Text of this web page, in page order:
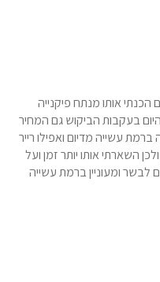
אותו מנתח פיקנייה
בעקבות הביקוש גם המחיר
עשייה מדיום ואפילו רייר
השארתי אותו יותר זמן ועל
ומעוניין ברמת עשייה